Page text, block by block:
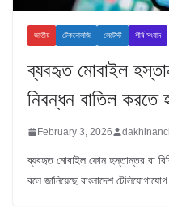
জাতীয় টেকনোলজি লেটেস্ট শীর্ষ সংবাদ
ব্যবহৃত মোবাইল
নিবন্ধন বাতিল করতে
February 3, 2026
ব্যবহৃত মোবাইল ফোন হস্তান্তর বা
বলে জানিয়েছে বাংলাদেশ